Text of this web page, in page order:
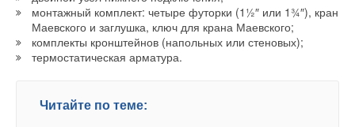
монтажный комплект: четыре футорки (1½″ или 1¾″), кран
Маевского и заглушка, ключ для крана Маевского;
комплекты кронштейнов (напольных или стеновых);
термостатическая арматура.
Читайте по теме: